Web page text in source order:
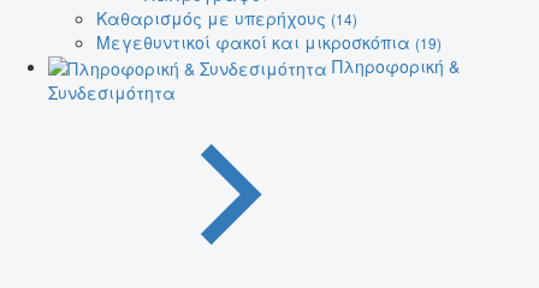
Καθαρισμός με υπερήχους (14)
Μεγεθυντικοί φακοί και μικροσκόπια (19)
Πληροφορική &
Συνδεσιμότητα